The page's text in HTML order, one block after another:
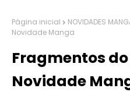
Página inicial NOVIDADES
Novidade Manga
Fragmentos
Novidade